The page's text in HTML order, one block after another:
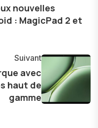
et à naviguer
en constante
nouvelles
: MagicPad 2 et
Suivant
avec
haut de
gamme